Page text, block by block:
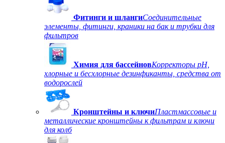
Фитинги и шлангиСоединительные
элементы, фитинги, краники на бак и трубки для
фильтров
Химия для бассейновКорректоры рН,
хлорные и бесхлорные дезинфиканты, средства от
водорослей
Кронштейны и ключиПластмассовые и
металлические кронштейны к фильтрам и ключи
для колб